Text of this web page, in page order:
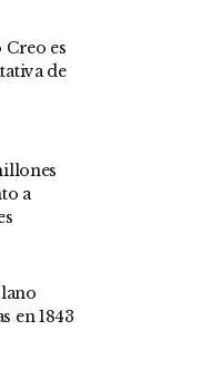
Creo es
de
a
en 1843